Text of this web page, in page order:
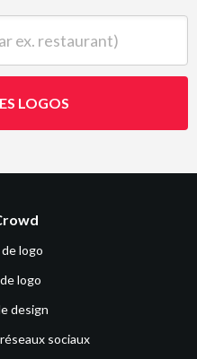
LOGOS
logo
logo
design
sociaux